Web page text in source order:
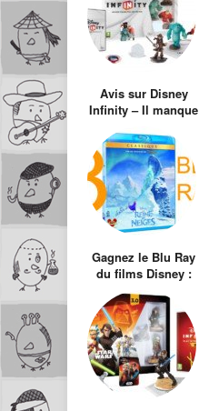
Avis sur Disney
Infinity – Il manque
Gagnez le Blu Ray
du films Disney :
Frozen – La Reine
des neiges